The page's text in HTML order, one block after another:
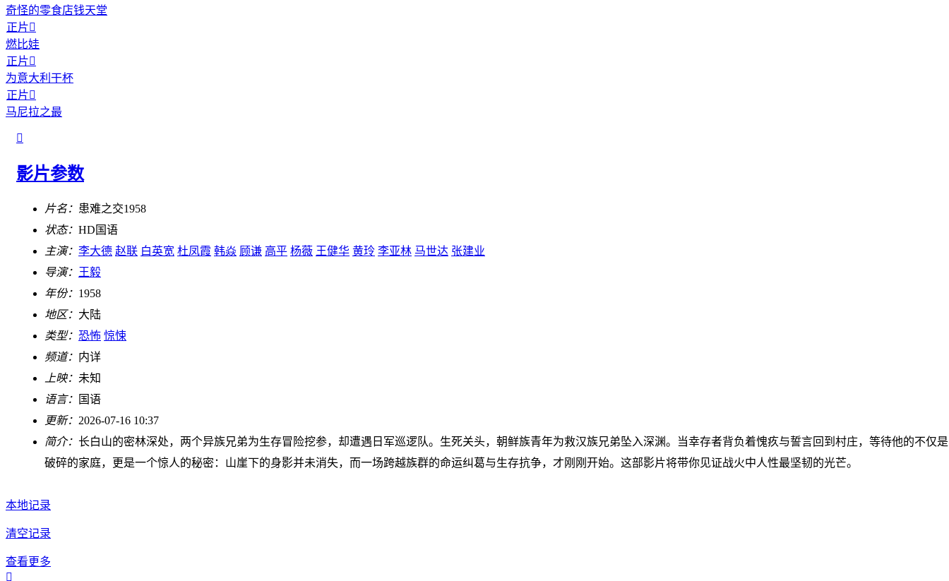
奇怪的零食店钱天堂
正片
燃比娃
正片
为意大利干杯
正片
马尼拉之最

影片参数
片名： 患难之交1958
状态： HD国语
主演： 李大德 赵联 白英宽 杜凤霞 韩焱 顾谦 高平 杨薇 王健华 黄玲 李亚林 马世达 张建业
导演： 王毅
年份： 1958
地区： 大陆
类型： 恐怖 惊悚
频道： 内详
上映： 未知
语言：
国语
更新： 2026-07-16 10:37
简介： 长白山的密林深处，两个异族兄弟为生存冒险挖参，却遭遇日军巡逻队。生死关头，朝鲜族青年为救汉族兄弟坠入深渊。当幸存者背负着愧疚与誓言回到村庄，等待他的不仅是
破碎的家庭，更是一个惊人的秘密：山崖下的身影并未消失，而一场跨越族群的命运纠葛与生存抗争，才刚刚开始。这部影片将带你见证战火中人性最坚韧的光芒。
本地记录
清空记录
查看更多
